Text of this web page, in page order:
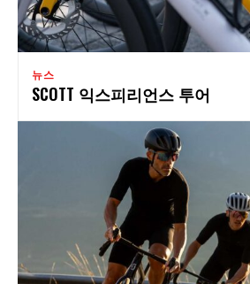
뉴스
SCOTT 익스피리언스 투어